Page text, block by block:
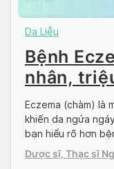
Da Liễu
Bệnh
nhân,
trị chàm
Eczema (chàm) là
khiến da ngứa
bạn hiểu rõ hơn
chứng cũng như
Eczema (chàm)
Dược sĩ, Thạc sĩ